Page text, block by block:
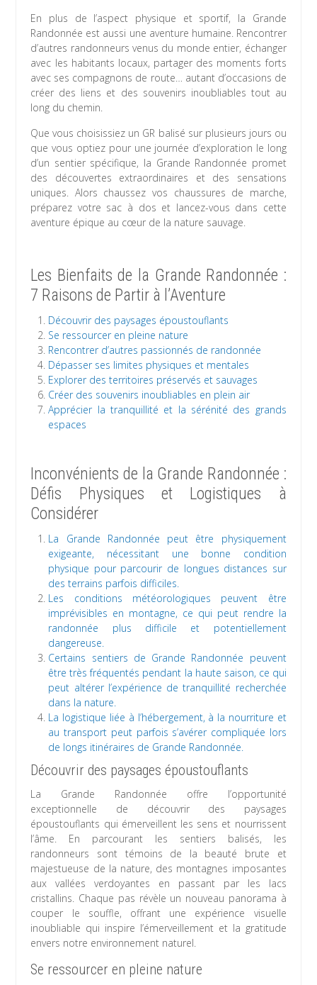
En plus de l’aspect physique et sportif, la Grande
Randonnée est aussi une aventure humaine. Rencontrer
d’autres randonneurs venus du monde entier, échanger
avec les habitants locaux, partager des moments forts
avec ses compagnons de route… autant d’occasions de
créer des liens et des souvenirs inoubliables tout au
long du chemin.
Que vous choisissiez un GR balisé sur plusieurs jours ou
que vous optiez pour une journée d’exploration le long
d’un sentier spécifique, la Grande Randonnée promet
des découvertes extraordinaires et des sensations
uniques. Alors chaussez vos chaussures de marche,
préparez votre sac à dos et lancez-vous dans cette
aventure épique au cœur de la nature sauvage.
Les Bienfaits de la Grande Randonnée :
7 Raisons de Partir à l’Aventure
Découvrir des paysages époustouflants
Se ressourcer en pleine nature
Rencontrer d’autres passionnés de randonnée
Dépasser ses limites physiques et mentales
Explorer des territoires préservés et sauvages
Créer des souvenirs inoubliables en plein air
Apprécier la tranquillité et la sérénité des grands
espaces
Inconvénients de la Grande Randonnée :
Défis Physiques et Logistiques à
Considérer
La Grande Randonnée peut être physiquement
exigeante, nécessitant une bonne condition
physique pour parcourir de longues distances sur
des terrains parfois difficiles.
Les conditions météorologiques peuvent être
imprévisibles en montagne, ce qui peut rendre la
randonnée plus difficile et potentiellement
dangereuse.
Certains sentiers de Grande Randonnée peuvent
être très fréquentés pendant la haute saison, ce qui
peut altérer l’expérience de tranquillité recherchée
dans la nature.
La logistique liée à l’hébergement, à la nourriture et
au transport peut parfois s’avérer compliquée lors
de longs itinéraires de Grande Randonnée.
Découvrir des paysages époustouflants
La Grande Randonnée offre l’opportunité
exceptionnelle de découvrir des paysages
époustouflants qui émerveillent les sens et nourrissent
l’âme. En parcourant les sentiers balisés, les
randonneurs sont témoins de la beauté brute et
majestueuse de la nature, des montagnes imposantes
aux vallées verdoyantes en passant par les lacs
cristallins. Chaque pas révèle un nouveau panorama à
couper le souffle, offrant une expérience visuelle
inoubliable qui inspire l’émerveillement et la gratitude
envers notre environnement naturel.
Se ressourcer en pleine nature